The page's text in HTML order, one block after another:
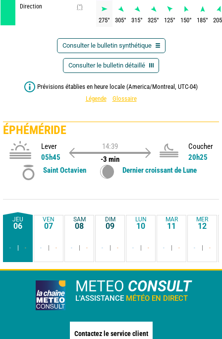
Direction
(°)
275° 305° 315° 325° 125° 150° 185° 205
Consulter le bulletin synthétique
Consulter le bulletin détaillé
Prévisions établies en heure locale (America/Montreal, UTC-04)
Légende
Glossaire
ÉPHÉMÉRIDE
Lever
05h45
14:39
-3 min
Coucher
20h25
Saint Octavien
Dernier croissant de Lune
JEU
06
- -
VEN
07
- -
SAM
08
- -
DIM
09
- -
LUN
10
- -
MAR
11
- -
MER
12
- -
METEO CONSULT
L'ASSISTANCE MÉTÉO EN DIRECT
Contactez le service client